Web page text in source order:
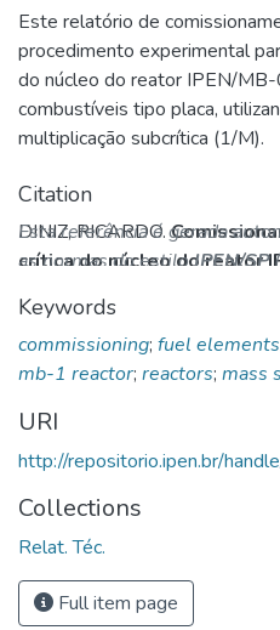
Este relatório de
procedimento experimental
do núcleo do reator IPEN/
combustíveis tipo placa,
multiplicação subcrítica (1/M).
Citation
DINIZ, RICARDO.
crítica do núcleo do reator
CEN, Julho, 2018. (IPEN-
080-00). Restrito. Disponível
http://repositorio.ipen.br/
Acesso em: 06 Aug 2026.
Esta referência é gerada
as normas do estiloIPEN/SP
necessário.
Keywords
commissioning; fuel elements
mb-1 reactor; reactors; mass
URI
http://repositorio.ipen.br/
Collections
Relat. Téc.
Full item page